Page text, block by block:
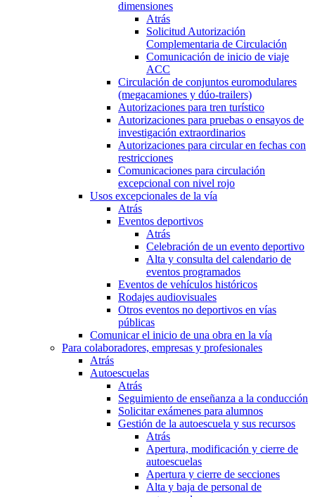
dimensiones
Atrás
Solicitud Autorización
Complementaria de Circulación
Comunicación de inicio de viaje
ACC
Circulación de conjuntos euromodulares
(megacamiones y dúo-trailers)
Autorizaciones para tren turístico
Autorizaciones para pruebas o ensayos de
investigación extraordinarios
Autorizaciones para circular en fechas con
restricciones
Comunicaciones para circulación
excepcional con nivel rojo
Usos excepcionales de la vía
Atrás
Eventos deportivos
Atrás
Celebración de un evento deportivo
Alta y consulta del calendario de
eventos programados
Eventos de vehículos históricos
Rodajes audiovisuales
Otros eventos no deportivos en vías
públicas
Comunicar el inicio de una obra en la vía
Para colaboradores, empresas y profesionales
Atrás
Autoescuelas
Atrás
Seguimiento de enseñanza a la conducción
Solicitar exámenes para alumnos
Gestión de la autoescuela y sus recursos
Atrás
Apertura, modificación y cierre de
autoescuelas
Apertura y cierre de secciones
Alta y baja de personal de